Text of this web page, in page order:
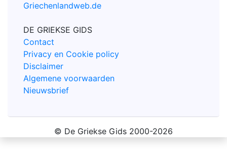
Griechenlandweb.de
DE GRIEKSE GIDS
Contact
Privacy en Cookie policy
Disclaimer
Algemene voorwaarden
Nieuwsbrief
© De Griekse Gids 2000-2026